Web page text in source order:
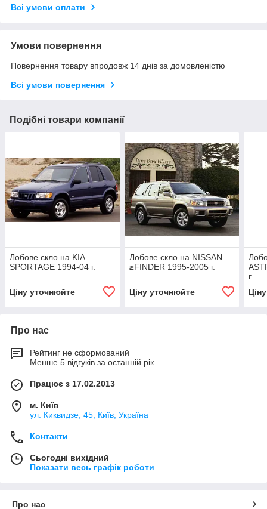
Всі умови оплати
Умови повернення
Повернення товару впродовж 14 днів за домовленістю
Всі умови повернення
Подібні товари компанії
Лобове скло на KIA
SPORTAGE 1994-04 г.
Ціну уточнюйте
Лобове скло на NISSAN
≥FINDER 1995-2005 г.
Ціну уточнюйте
г.
Про нас
Рейтинг не сформований
Менше 5 відгуків за останній рік
Працює з 17.02.2013
м. Київ
ул. Киквидзе, 45, Київ, Україна
Контакти
Сьогодні вихідний
Показати весь графік роботи
Про нас